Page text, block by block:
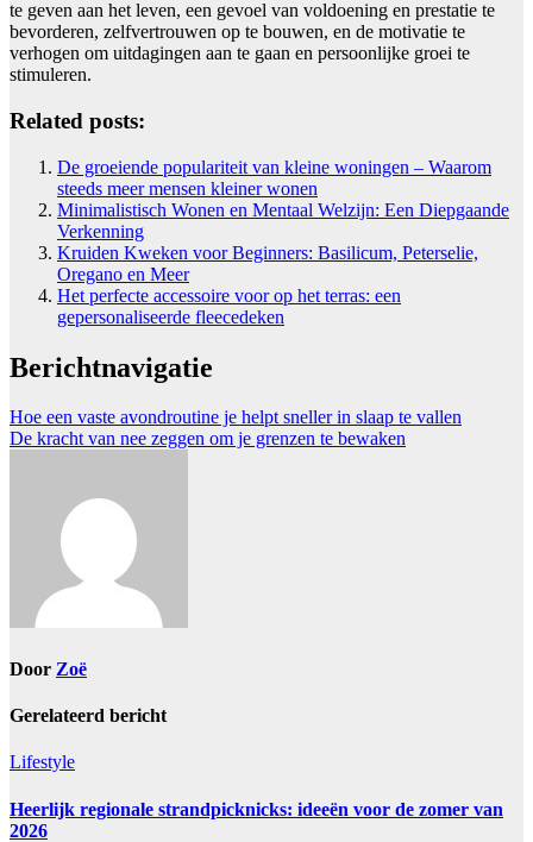
te geven aan het leven, een gevoel van voldoening en prestatie te
bevorderen, zelfvertrouwen op te bouwen, en de motivatie te
verhogen om uitdagingen aan te gaan en persoonlijke groei te
stimuleren.
Related posts:
De groeiende populariteit van kleine woningen – Waarom
steeds meer mensen kleiner wonen
Minimalistisch Wonen en Mentaal Welzijn: Een Diepgaande
Verkenning
Kruiden Kweken voor Beginners: Basilicum, Peterselie,
Oregano en Meer
Het perfecte accessoire voor op het terras: een
gepersonaliseerde fleecedeken
Berichtnavigatie
Hoe een vaste avondroutine je helpt sneller in slaap te vallen
De kracht van nee zeggen om je grenzen te bewaken
Door Zoë
Gerelateerd bericht
Lifestyle
Heerlijk regionale strandpicknicks: ideeën voor de zomer van
2026